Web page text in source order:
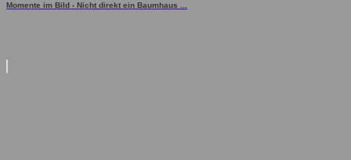
Momente im Bild - Nicht direkt ein Baumhaus ...